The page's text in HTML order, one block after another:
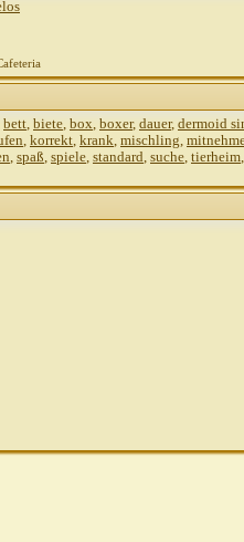
bett, biete, box, boxer, dauer, dermoid
, korrekt, krank, mischling,
, spaß, spiele, standard, suche, tierheim